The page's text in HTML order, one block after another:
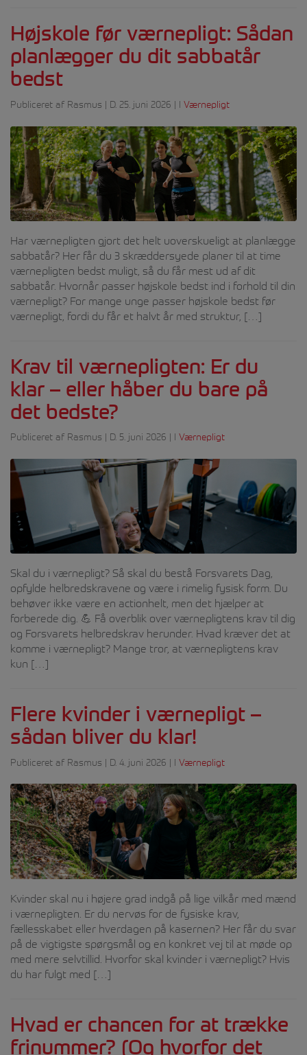
Højskole før værnepligt: Sådan
planlægger du dit sabbatår
bedst
Publiceret af Rasmus | D. 25. juni 2026 | I Værnepligt
Har værnepligten gjort det helt uoverskueligt at planlægge
sabbatår? Her får du 3 skræddersyede planer til at time
værnepligten bedst muligt, så du får mest ud af dit
sabbatår. Hvornår passer højskole bedst ind i forhold til din
værnepligt? For mange unge passer højskole bedst før
værnepligt, fordi du får et halvt år med struktur, […]
Krav til værnepligten: Er du
klar – eller håber du bare på
det bedste?
Publiceret af Rasmus | D. 5. juni 2026 | I Værnepligt
Skal du i værnepligt? Så skal du bestå Forsvarets Dag,
opfylde helbredskravene og være i rimelig fysisk form. Du
behøver ikke være en actionhelt, men det hjælper at
forberede dig. 💪 Få overblik over værnepligtens krav til dig
og Forsvarets helbredskrav herunder. Hvad kræver det at
komme i værnepligt? Mange tror, at værnepligtens krav
kun […]
Flere kvinder i værnepligt –
sådan bliver du klar!
Publiceret af Rasmus | D. 4. juni 2026 | I Værnepligt
Kvinder skal nu i højere grad indgå på lige vilkår med mænd
i værnepligten. Er du nervøs for de fysiske krav,
fællesskabet eller hverdagen på kasernen? Her får du svar
på de vigtigste spørgsmål og en konkret vej til at møde op
med mere selvtillid. Hvorfor skal kvinder i værnepligt? Hvis
du har fulgt med […]
Hvad er chancen for at trække
frinummer? (Og hvorfor det